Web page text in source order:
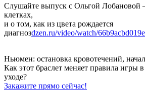
Слушайте выпуск с Ольгой Лобановой
клетках,
и о том, как из цвета рождается
диагнозdzen.ru/video/watch/
Ньюмен: остановка кровотечений,
Как этот браслет меняет правила игры
уходе?
Закажите прямо сейчас!